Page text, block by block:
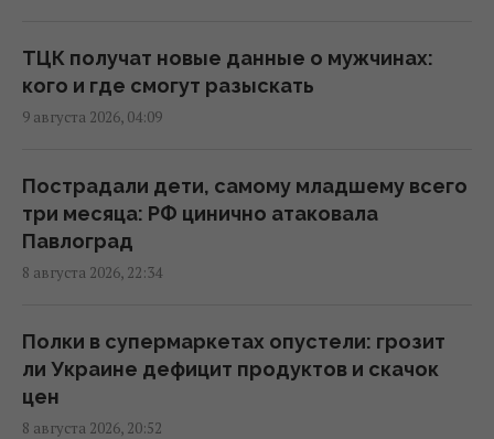
ВСУ взяли в плен Мохамеда Салаха: в сети
распространяется интервью с тезкой
Оккупанты ударили по 10-этажке в
Харькове: разрушены верхние этажи, есть
Некоторые женщины могут выйти на
пенсию раньше 60 лет: как
ТЦК получат новые данные о мужчинах:
кого и где смогут разыскать
9 августа 2026, 04:09
Пострадали дети, самому младшему всего
три месяца: РФ цинично атаковала
Павлоград
8 августа 2026, 22:34
Полки в супермаркетах опустели: грозит
ли Украине дефицит продуктов и скачок
цен
8 августа 2026, 20:52